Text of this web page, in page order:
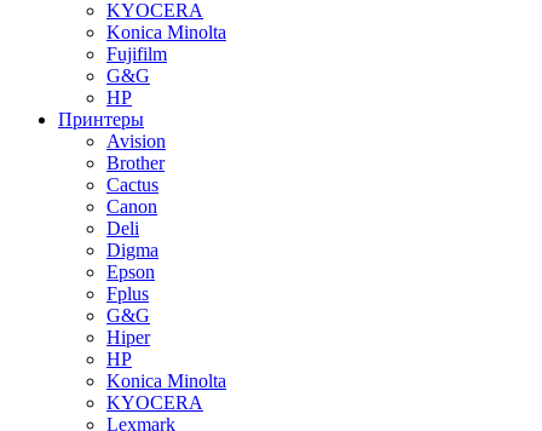
KYOCERA
Konica Minolta
Fujifilm
G&G
HP
Принтеры
Avision
Brother
Cactus
Canon
Deli
Digma
Epson
Fplus
G&G
Hiper
HP
Konica Minolta
KYOCERA
Lexmark